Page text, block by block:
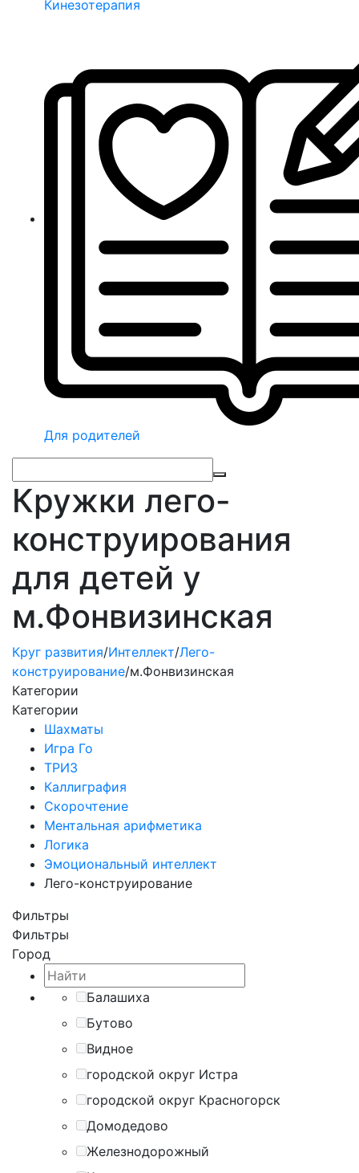
Кинезотерапия
Для родителей
Кружки лего-
конструирования
для детей у
м.Фонвизинская
Круг развития/Интеллект/Лего-
конструирование/м.Фонвизинская
Категории
Категории
Шахматы
Игра Го
ТРИЗ
Каллиграфия
Скорочтение
Ментальная арифметика
Логика
Эмоциональный интеллект
Лего-конструирование
Фильтры
Фильтры
Город
Балашиха
Бутово
Видное
городской округ Истра
городской округ Красногорск
Домодедово
Железнодорожный